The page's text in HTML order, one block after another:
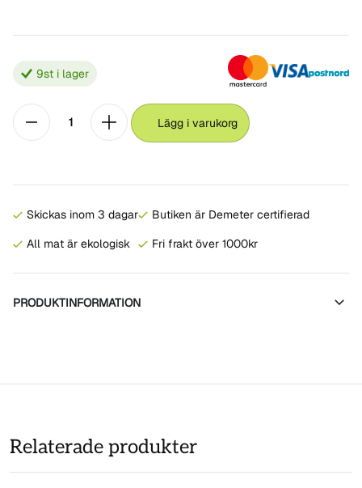
9st i lager
Lägg i varukorg
Skickas inom 3 dagar
All mat är ekologisk
Butiken är Demeter certifierad
Fri frakt över 1000kr
PRODUKTINFORMATION
Relaterade produkter